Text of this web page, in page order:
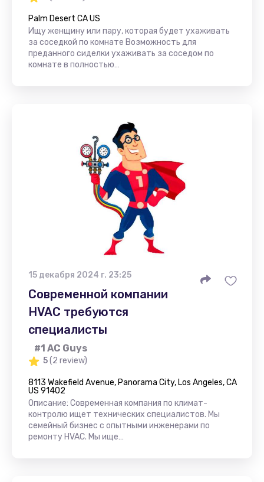
Palm Desert CA US
Ищу женщину или пару, которая будет ухаживать
за соседкой по комнате Возможность для
преданного сиделки ухаживать за соседом по
комнате в полностью…
15 декабря 2024 г. 23:25
Современной компании
HVAC требуются
специалисты
#1 AC Guys
5(2 review)
8113 Wakefield Avenue, Panorama City, Los Angeles, CA
US 91402
Описание: Современная компания по климат-
контролю ищет технических специалистов. Мы
семейный бизнес с опытными инженерами по
ремонту HVAC. Мы ище…